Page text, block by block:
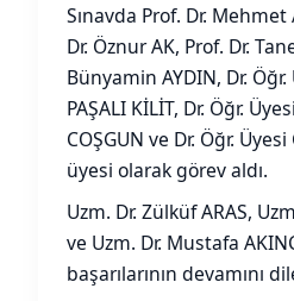
Sınavda Prof. Dr. Mehmet
Dr. Öznur AK, Prof. Dr.
Bünyamin AYDIN, Dr.
PAŞALI KİLİT, Dr. Öğr.
COŞGUN ve Dr. Öğr.
üyesi olarak görev aldı.
Uzm. Dr. Zülküf ARAS,
ve Uzm. Dr. Mustafa
başarılarının devamını